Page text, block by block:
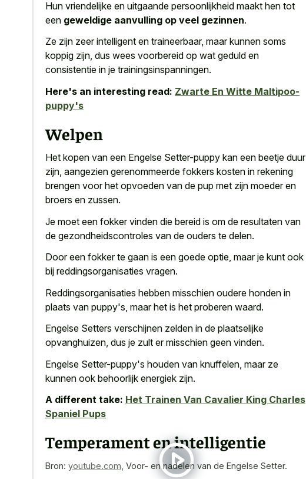
Hun vriendelijke en uitgaande persoonlijkheid maakt hen tot
een geweldige aanvulling op veel gezinnen.
Ze zijn zeer intelligent en traineerbaar, maar kunnen soms
koppig zijn, dus wees voorbereid op wat geduld en
consistentie in je trainingsinspanningen.
Here's an interesting read: Zwarte En Witte Maltipoo-
puppy's
Welpen
Het kopen van een Engelse Setter-puppy kan een beetje duur
zijn, aangezien gerenommeerde fokkers kosten in rekening
brengen voor het opvoeden van de pup met zijn moeder en
broers en zussen.
Je moet een fokker vinden die bereid is om de resultaten van
de gezondheidscontroles van de ouders te delen.
Door een fokker te gaan is een goede optie, maar je kunt ook
bij reddingsorganisaties vragen.
Reddingsorganisaties hebben misschien oudere honden in
plaats van puppy's, maar het is het proberen waard.
Engelse Setters verschijnen zelden in de plaatselijke
opvanghuizen, dus je zult er misschien geen vinden.
Engelse Setter-puppy's houden van knuffelen, maar ze
kunnen ook behoorlijk energiek zijn.
A different take: Het Trainen Van Cavalier King Charles
Spaniel Pups
Temperament en intelligentie
Bron: youtube.com Voor- en nadelen van de Engelse Setter.